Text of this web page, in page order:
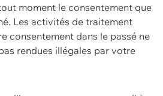
moment le consentement que
Les activités de traitement
consentement dans le passé ne
rendues illégales par votre